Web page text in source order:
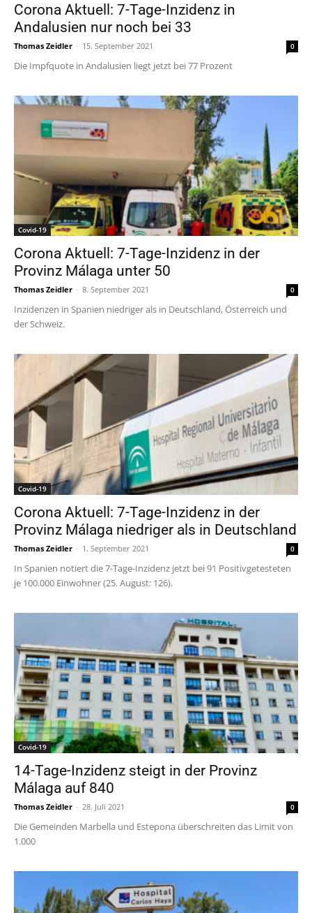
Corona Aktuell: 7-Tage-Inzidenz in
Andalusien nur noch bei 33
Thomas Zeidler - 15. September 2021 0
Die Impfquote in Andalusien liegt jetzt bei 77 Prozent
Covid-19
Corona Aktuell: 7-Tage-Inzidenz in der
Provinz Málaga unter 50
Thomas Zeidler - 8. September 2021 0
Inzidenzen in Spanien niedriger als in Deutschland, Österreich und
der Schweiz.
Covid-19
Corona Aktuell: 7-Tage-Inzidenz in der
Provinz Málaga niedriger als in Deutschland
Thomas Zeidler - 1. September 2021 0
In Spanien notiert die 7-Tage-Inzidenz jetzt bei 91 Positivgetesteten
je 100.000 Einwohner (25. August: 126).
Covid-19
14-Tage-Inzidenz steigt in der Provinz
Málaga auf 840
Thomas Zeidler - 28. Juli 2021 0
Die Gemeinden Marbella und Estepona überschreiten das Limit von
1.000